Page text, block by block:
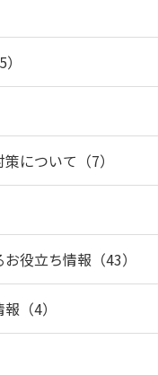
について（7）
役立ち情報（43）
（4）